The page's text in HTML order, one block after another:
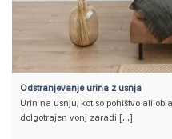
Odstranjevanje urina z usnja
Urin na usnju, kot so pohištvo ali
dolgotrajen vonj zaradi [...]